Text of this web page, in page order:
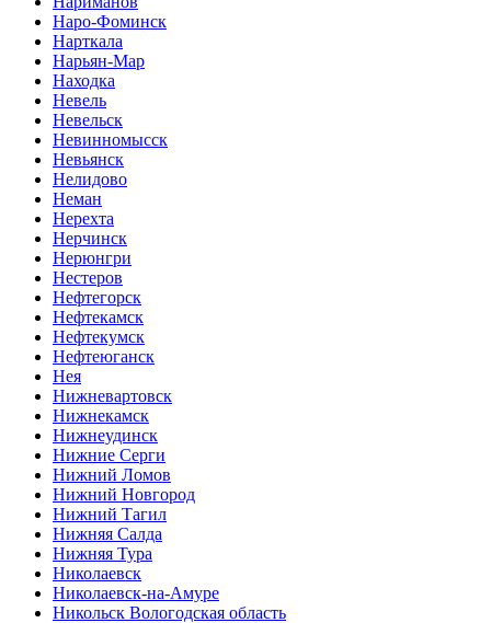
Наро-Фоминск
Нарткала
Нарьян-Мар
Находка
Невель
Невельск
Невинномысск
Невьянск
Нелидово
Неман
Нерехта
Нерчинск
Нерюнгри
Нестеров
Нефтегорск
Нефтекамск
Нефтекумск
Нефтеюганск
Нея
Нижневартовск
Нижнекамск
Нижнеудинск
Нижние Серги
Нижний Ломов
Нижний Новгород
Нижний Тагил
Нижняя Салда
Нижняя Тура
Николаевск
Николаевск-на-Амуре
Никольск Вологодская область